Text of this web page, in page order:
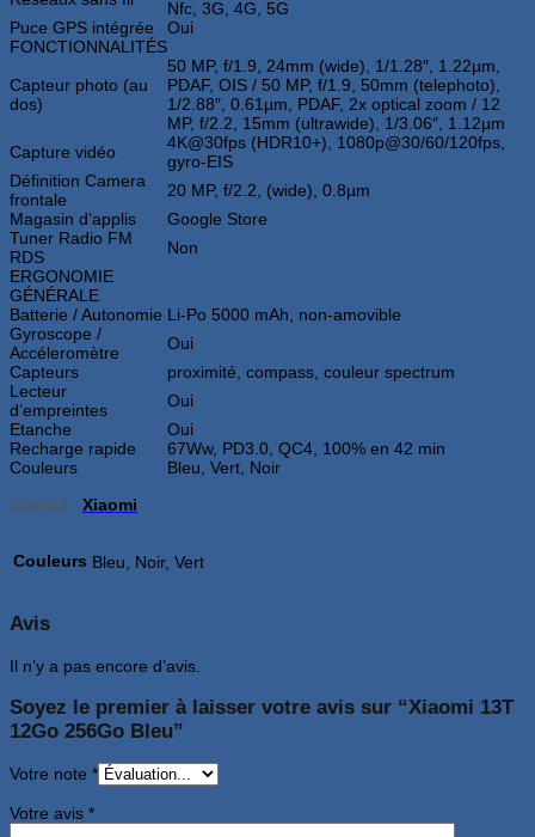
Nfc, 3G, 4G, 5G
Puce GPS intégrée
Oui
FONCTIONNALITÉS
Capteur photo (au
dos)
50 MP, f/1.9, 24mm (wide), 1/1.28″, 1.22µm,
PDAF, OIS / 50 MP, f/1.9, 50mm (telephoto),
1/2.88″, 0.61µm, PDAF, 2x optical zoom / 12
MP, f/2.2, 15mm (ultrawide), 1/3.06″, 1.12µm
Capture vidéo
4K@30fps (HDR10+), 1080p@30/60/120fps,
gyro-EIS
Définition Camera
frontale
20 MP, f/2.2, (wide), 0.8µm
Magasin d’applis
Google Store
Tuner Radio FM
RDS
Non
ERGONOMIE
GÉNÉRALE
Batterie / Autonomie Li-Po 5000 mAh, non-amovible
Gyroscope /
Accéleromètre
Oui
Capteurs
proximité, compass, couleur spectrum
Lecteur
d’empreintes
Oui
Etanche
Oui
Recharge rapide
67Ww, PD3.0, QC4, 100% en 42 min
Couleurs
Bleu, Vert, Noir
Marque : Xiaomi
Couleurs Bleu, Noir, Vert
Avis
Il n’y a pas encore d’avis.
Soyez le premier à laisser votre avis sur “Xiaomi 13T
12Go 256Go Bleu”
Votre note *
Votre avis *